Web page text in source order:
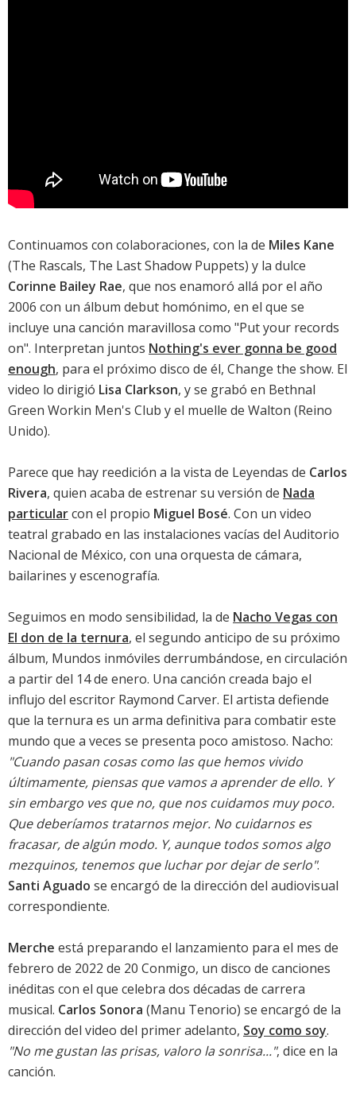
Continuamos con colaboraciones, con la de Miles Kane
(The Rascals, The Last Shadow Puppets) y la dulce
Corinne Bailey Rae, que nos enamoró allá por el año
2006 con un álbum debut homónimo, en el que se
incluye una canción maravillosa como "Put your records
on". Interpretan juntos Nothing's ever gonna be good
enough, para el próximo disco de él, Change the show. El
video lo dirigió Lisa Clarkson, y se grabó en Bethnal
Green Workin Men's Club y el muelle de Walton (Reino
Unido).
Parece que hay reedición a la vista de Leyendas de Carlos
Rivera, quien acaba de estrenar su versión de Nada
particularcon el propio Miguel Bosé. Con un video
teatral grabado en las instalaciones vacías del Auditorio
Nacional de México, con una orquesta de cámara,
bailarines y escenografía.
Seguimos en modo sensibilidad, la de Nacho Vegas con
El don de la ternura, el segundo anticipo de su próximo
álbum, Mundos inmóviles derrumbándose, en circulación
a partir del 14 de enero. Una canción creada bajo el
influjo del escritor Raymond Carver. El artista defiende
que la ternura es un arma definitiva para combatir este
mundo que a veces se presenta poco amistoso. Nacho:
"Cuando pasan cosas como las que hemos vivido
últimamente, piensas que vamos a aprender de ello. Y
sin embargo ves que no, que nos cuidamos muy poco.
Que deberíamos tratarnos mejor. No cuidarnos es
fracasar, de algún modo. Y, aunque todos somos algo
mezquinos, tenemos que luchar por dejar de serlo".
Santi Aguado se encargó de la dirección del audiovisual
correspondiente.
Merche está preparando el lanzamiento para el mes de
febrero de 2022 de 20 Conmigo, un disco de canciones
inéditas con el que celebra dos décadas de carrera
musical. Carlos Sonora (Manu Tenorio) se encargó de la
dirección del video del primer adelanto, Soy como soy.
"No me gustan las prisas, valoro la sonrisa...", dice en la
canción.